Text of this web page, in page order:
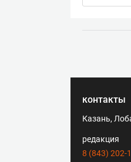
контакты
Казань,
редакция
8 (843) 202-